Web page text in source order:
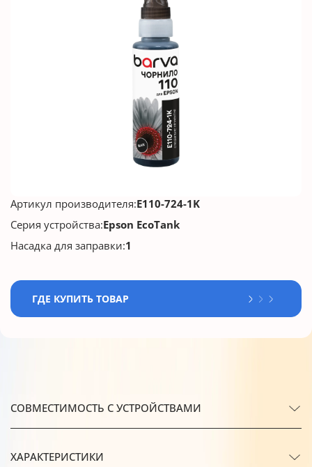
Артикул производителя:E110-724-1K
Серия устройства:Epson EcoTank
Насадка для заправки:1
ГДЕ КУПИТЬ ТОВАР
СОВМЕСТИМОСТЬ С УСТРОЙСТВАМИ
ХАРАКТЕРИСТИКИ